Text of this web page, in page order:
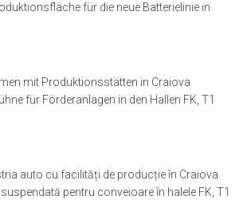
für die neue Batterielinie in
mit Produktionsstätten in Craiova
für Förderanlagen in den Hallen FK, T1
auto cu facilități de producție în Craiova
pentru conveioare în halele FK, T1